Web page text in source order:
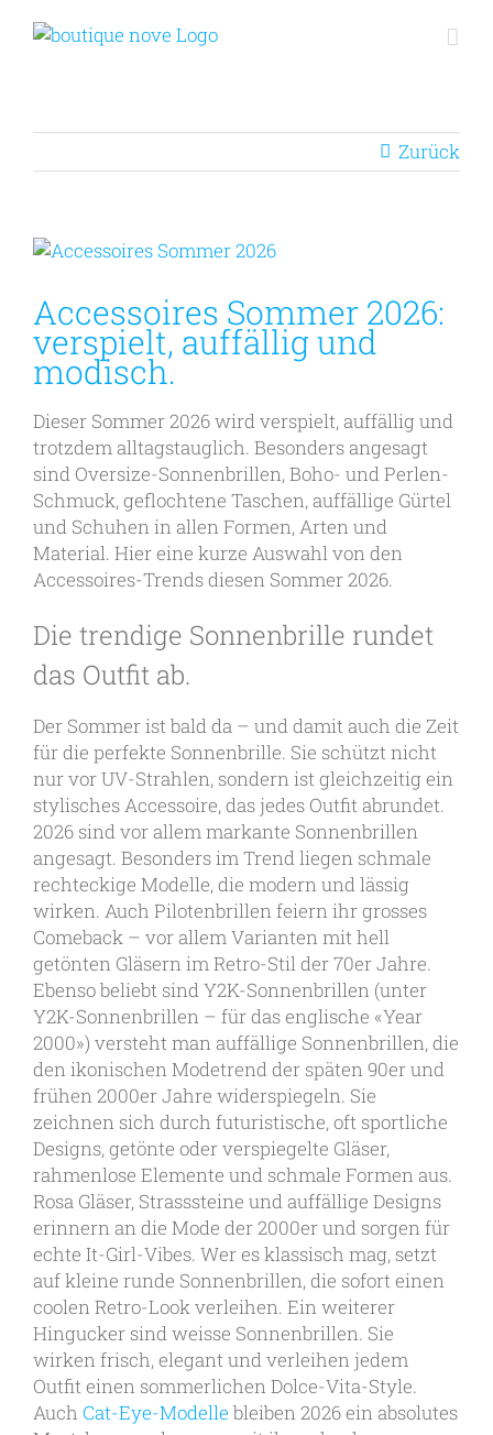
Inhalt
Zurück
Zeige
Bild
Accessoires Sommer 2026:
verspielt, auffällig und
modisch.
Dieser Sommer 2026 wird verspielt, auffällig und
trotzdem alltagstauglich. Besonders angesagt
sind Oversize-Sonnenbrillen, Boho- und Perlen-
Schmuck, geflochtene Taschen, auffällige Gürtel
und Schuhen in allen Formen, Arten und
Material. Hier eine kurze Auswahl von den
Accessoires-Trends diesen Sommer 2026.
Die trendige Sonnenbrille rundet
das Outfit ab.
Der Sommer ist bald da – und damit auch die Zeit
für die perfekte Sonnenbrille. Sie schützt nicht
nur vor UV-Strahlen, sondern ist gleichzeitig ein
stylisches Accessoire, das jedes Outfit abrundet.
2026 sind vor allem markante Sonnenbrillen
angesagt. Besonders im Trend liegen schmale
rechteckige Modelle, die modern und lässig
wirken. Auch Pilotenbrillen feiern ihr grosses
Comeback – vor allem Varianten mit hell
getönten Gläsern im Retro-Stil der 70er Jahre.
Ebenso beliebt sind Y2K-Sonnenbrillen (unter
Y2K-Sonnenbrillen – für das englische «Year
2000») versteht man auffällige Sonnenbrillen, die
den ikonischen Modetrend der späten 90er und
frühen 2000er Jahre widerspiegeln. Sie
zeichnen sich durch futuristische, oft sportliche
Designs, getönte oder verspiegelte Gläser,
rahmenlose Elemente und schmale Formen aus.
Rosa Gläser, Strasssteine und auffällige Designs
erinnern an die Mode der 2000er und sorgen für
echte It-Girl-Vibes. Wer es klassisch mag, setzt
auf kleine runde Sonnenbrillen, die sofort einen
coolen Retro-Look verleihen. Ein weiterer
Hingucker sind weisse Sonnenbrillen. Sie
wirken frisch, elegant und verleihen jedem
Outfit einen sommerlichen Dolce-Vita-Style.
Auch Cat-Eye-Modelle bleiben 2026 ein absolutes